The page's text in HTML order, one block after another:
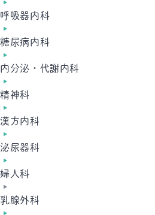
呼吸器内科
糖尿病内科
内分泌・代謝内科
精神科
漢方内科
泌尿器科
婦人科
乳腺外科